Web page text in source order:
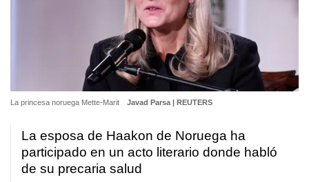
La princesa noruega Mette-Marit Javad Parsa | REUTERS
La esposa de Haakon de Noruega ha
participado en un acto literario donde habló
de su precaria salud